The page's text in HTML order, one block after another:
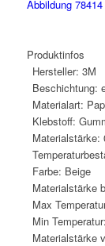
Produktinfos
Hersteller: 3M
Beschichtung:
Materialart:
Klebstoff:
Materialstärke:
Farbe: Beige
Materialstärke
Max
Min Temperatur:
Materialstärke